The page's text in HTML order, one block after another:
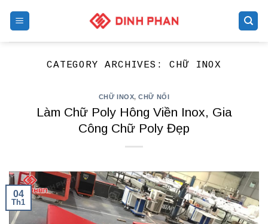
CATEGORY ARCHIVES:CHỮ INOX
CHỮ INOX,CHỮ NỔI
Làm Chữ Poly Hông Viền Inox, Gia
Công Chữ Poly Đẹp
04
Th1